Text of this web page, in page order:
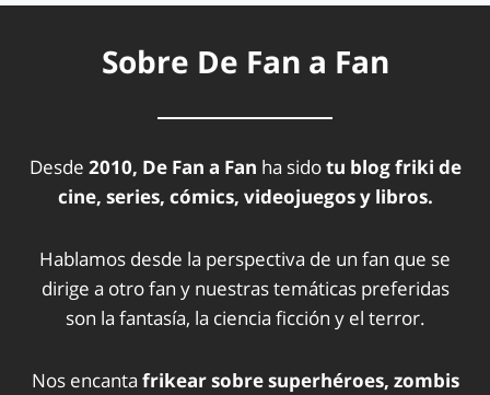
Sobre De Fan a Fan
Desde 2010, De Fan a Fan ha sidotu blog friki de
cine, series, cómics, videojuegos y libros.
Hablamos desde la perspectiva de un fan que se
dirige a otro fan y nuestras temáticas preferidas
son la fantasía, la ciencia ficción y el terror.
Nos encanta frikear sobre superhéroes, zombis